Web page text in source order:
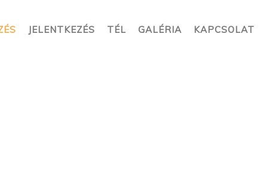
JELENTKEZÉS TÉL GALÉRIA KAPCSOLAT